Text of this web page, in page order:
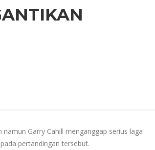
Garry Cahill menganggap serius laga
pertandingan tersebut.